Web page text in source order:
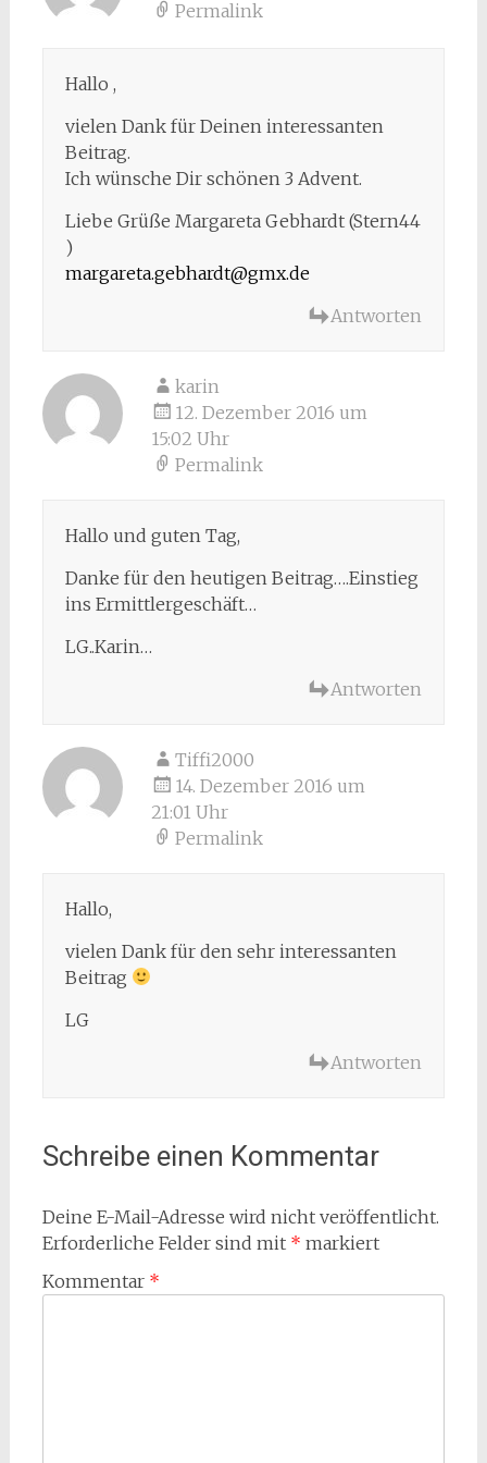
Permalink
Hallo ,
vielen Dank für Deinen interessanten
Beitrag.
Ich wünsche Dir schönen 3 Advent.
Liebe Grüße Margareta Gebhardt (Stern44
)
margareta.gebhardt@gmx.de
Antworten
karin
12. Dezember 2016 um
15:02 Uhr
Permalink
Hallo und guten Tag,
Danke für den heutigen Beitrag….Einstieg
ins Ermittlergeschäft…
LG..Karin…
Antworten
Tiffi2000
14. Dezember 2016 um
21:01 Uhr
Permalink
Hallo,
vielen Dank für den sehr interessanten
Beitrag
LG
Antworten
Schreibe einen Kommentar
Deine E-Mail-Adresse wird nicht veröffentlicht.
Erforderliche Felder sind mit * markiert
Kommentar *